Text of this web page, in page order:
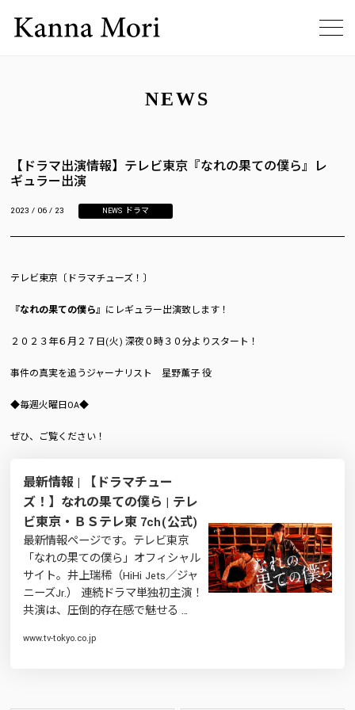
NEWS
【ドラマ出演情報】テレビ東京『なれの果ての僕ら』レ
ギュラー出演
2023 / 06 / 23 NEWS ドラマ
テレビ東京〔ドラマチューズ！〕
『なれの果ての僕ら』 にレギュラー出演致します！
２０２３年６月２７日(火) 深夜０時３０分よりスタート！
事件の真実を追うジャーナリスト 星野薫子 役
◆毎週火曜日OA◆
ぜひ、ご覧ください！
最新情報 | 【ドラマチュー
ズ！】なれの果ての僕ら | テレ
ビ東京・ＢＳテレ東 7ch(公式)
最新情報ページです。テレビ東京
「なれの果ての僕ら」オフィシャル
サイト。井上瑞稀（HiHi Jets／ジャ
ニーズJr.） 連続ドラマ単独初主演！
共演は、圧倒的存在感で魅せる …
www.tv-tokyo.co.jp